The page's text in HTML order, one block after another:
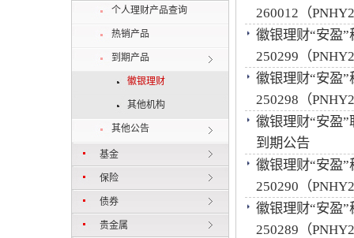
个人理财产品查询
热销产品
到期产品
徽银理财
其他机构
其他公告
基金
保险
债券
贵金属
260012（
徽银理财“安盈
250299（
徽银理财“安盈
250298（
徽银理财“安盈
到期公告
徽银理财“安盈
250290（
徽银理财“安盈
250289（